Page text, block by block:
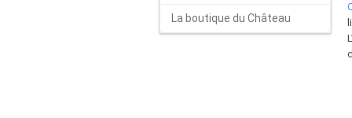
La boutique du Château